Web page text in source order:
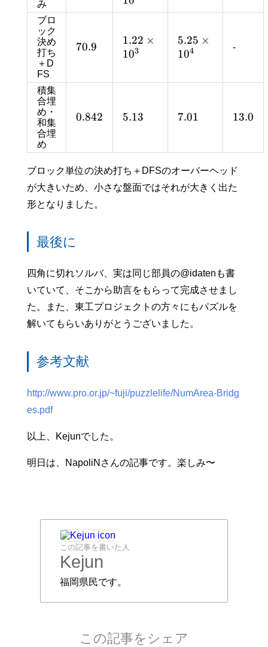
み
ブロ
ック
決め
打ち
＋D
FS
70.9 1.22 ×
103
5.25 ×
104 -
積集
合埋
め・
和集
合埋
め
0.842 5.13 7.01 13.0
ブロック単位の決め打ち＋DFSのオーバーヘッド
が大きいため、小さな盤面ではそれが大きく出た
形となりました。
最後に
四角に切れソルバ、実は同じ部員の@idatenも書
いていて、そこから助言をもらって完成させまし
た。また、東工プロジェクトの方々にもパズルを
解いてもらいありがとうございました。
参考文献
http://www.pro.or.jp/~fuji/puzzlelife/NumArea-Bridg
es.pdf
以上、Kejunでした。
明日は、NapoliNさんの記事です。楽しみ〜
この記事を書いた人
Kejun
福岡県民です。
この記事をシェア